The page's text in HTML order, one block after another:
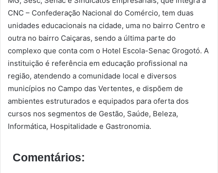
CNC – Confederação Nacional do Comércio, tem duas
unidades educacionais na cidade, uma no bairro Centro e
outra no bairro Caiçaras, sendo a última parte do
complexo que conta com o Hotel Escola-Senac Grogotó. A
instituição é referência em educação profissional na
região, atendendo a comunidade local e diversos
municípios no Campo das Vertentes, e dispõem de
ambientes estruturados e equipados para oferta dos
cursos nos segmentos de Gestão, Saúde, Beleza,
Informática, Hospitalidade e Gastronomia.
Comentários: